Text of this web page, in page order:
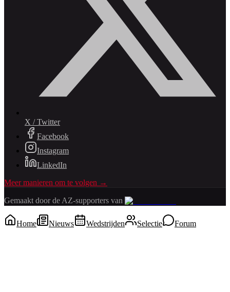
X / Twitter
Facebook
Instagram
LinkedIn
Meer manieren om te volgen →
Gemaakt door de AZ-supporters van
Home Nieuws Wedstrijden Selectie Forum